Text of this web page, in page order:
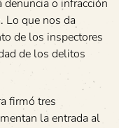
o infracción
Lo que nos da
de los inspectores
de los delitos
firmó tres
la entrada al